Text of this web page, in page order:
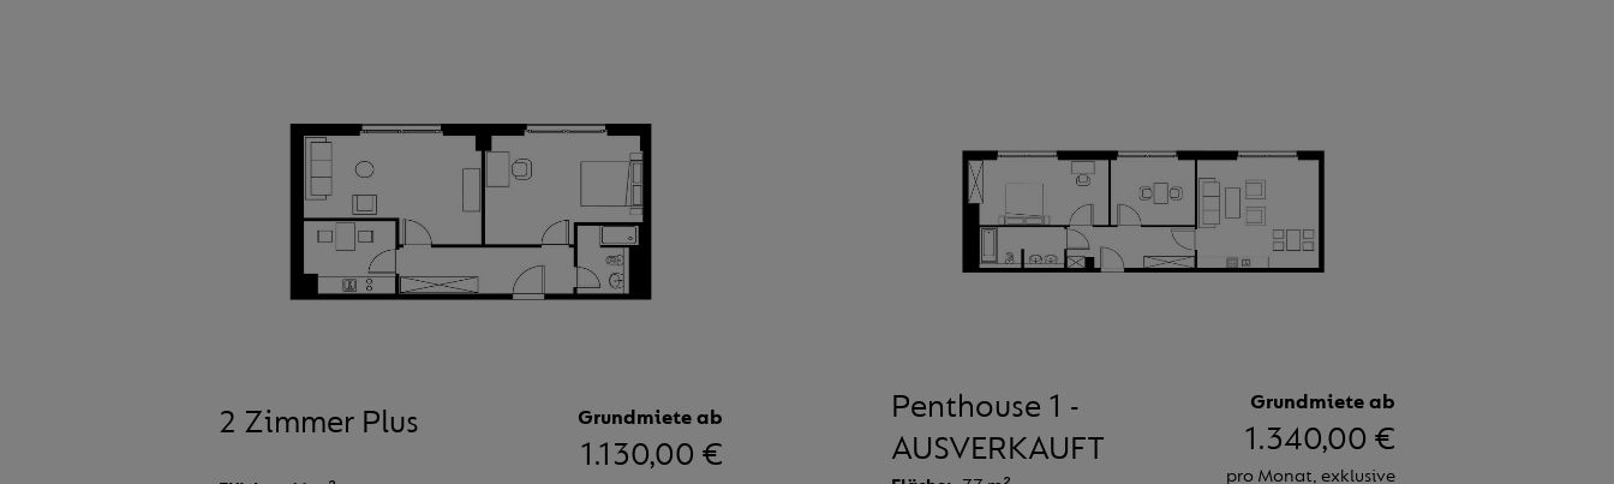
2 Zimmer Plus Grundmiete ab
1.130,00 €
Penthouse 1 -
AUSVERKAUFT
Grundmiete ab
1.340,00 €
pro Monat, exklusive